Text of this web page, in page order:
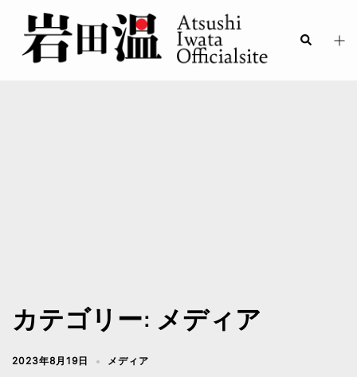
カテゴリー: メディア
2023年8月19日 メディア